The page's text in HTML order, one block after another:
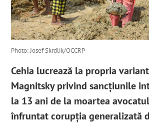
Photo: Josef Skrdlik/OCCRP
Cehia lucrează la propria
Magnitsky privind sancțiunile
la 13 ani de la moartea
înfruntat corupția generalizată